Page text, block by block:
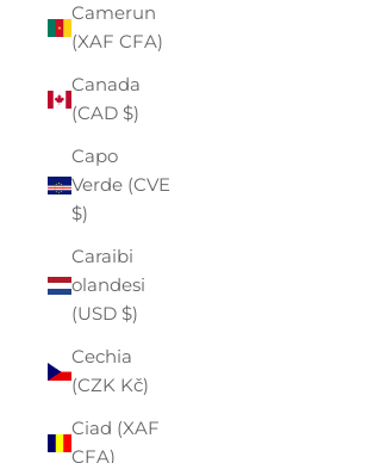
Camerun
(XAF CFA)
Canada
(CAD $)
Capo
Verde (CVE
$)
Caraibi
olandesi
(USD $)
Cechia
(CZK Kč)
Ciad (XAF
CFA)